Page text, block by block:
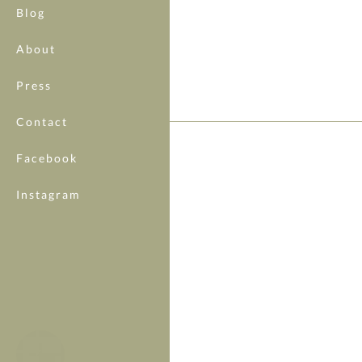
Blog
About
Press
Contact
Facebook
Instagram